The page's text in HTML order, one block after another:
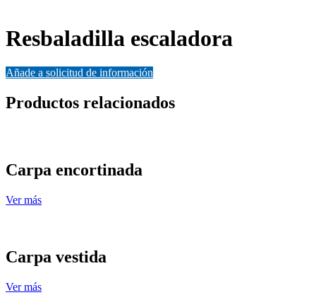
Resbaladilla escaladora
Añade a solicitud de información
Productos relacionados
Carpa encortinada
Ver más
Carpa vestida
Ver más